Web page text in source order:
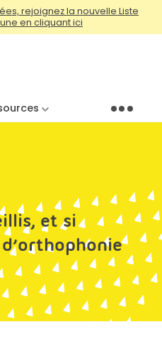
rejoignez la nouvelle Liste
en cliquant ici
Menu
et si